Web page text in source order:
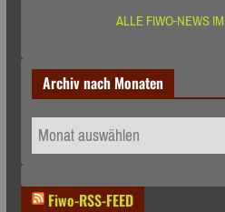
ALLE FIWO-NEWS
Archiv nach Monaten
Archiv
nach
Fiwo-RSS-FEED